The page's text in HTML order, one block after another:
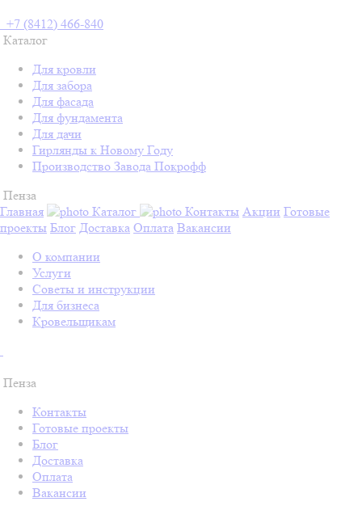
+7 (8412) 466-840
Каталог
Для кровли
Для забора
Для фасада
Для фундамента
Для дачи
Гирлянды к Новому Году
Производство Завода Покрофф
Пенза
Главная
Каталог Контакты Акции Готовые
проекты Блог Доставка Оплата Вакансии
О компании
Услуги
Советы и инструкции
Для бизнеса
Кровельщикам
Пенза
Контакты
Готовые проекты
Блог
Доставка
Оплата
Вакансии